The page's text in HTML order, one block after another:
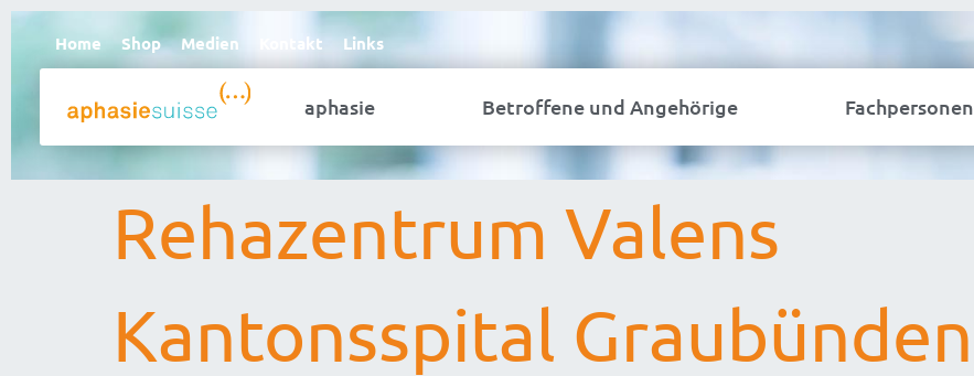
Home Shop Medien Kontakt Links
aphasie Betroffene und Angehörige Fachpersonen
Rehazentrum Valens
Kantonsspital Graubünden